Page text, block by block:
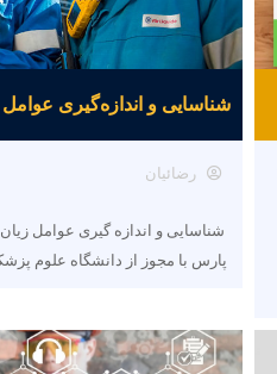
رضائیان
شناسایی و اندازه گیری عوامل
پارس با مجوز از دانشگاه علوم